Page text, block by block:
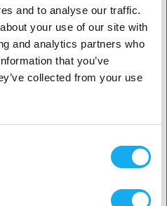
and to analyse our traffic.
your use of our site with
and analytics partners who
that you’ve
collected from your use
Micro Swiss M2 Hardened High
Speed Steel Nozzle RepRap - M6
Thread 1.75mm Filament -
0.80mm
een particuliere klant?
klant
klant